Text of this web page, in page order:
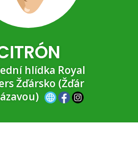
hlídka Royal
Žďársko (Žďár